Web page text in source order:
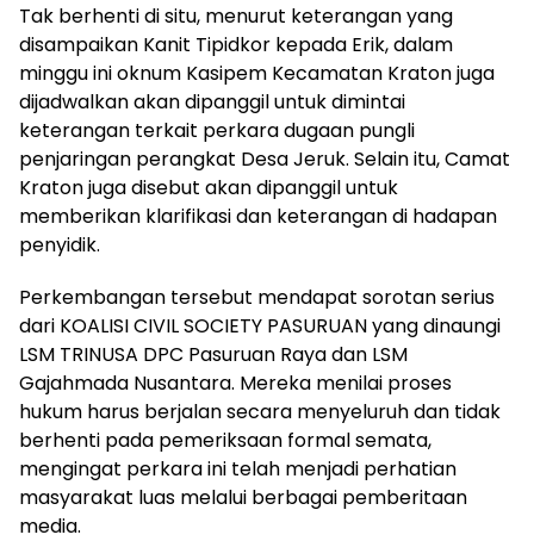
Tak berhenti di situ, menurut keterangan yang
disampaikan Kanit Tipidkor kepada Erik, dalam
minggu ini oknum Kasipem Kecamatan Kraton juga
dijadwalkan akan dipanggil untuk dimintai
keterangan terkait perkara dugaan pungli
penjaringan perangkat Desa Jeruk. Selain itu, Camat
Kraton juga disebut akan dipanggil untuk
memberikan klarifikasi dan keterangan di hadapan
penyidik.
Perkembangan tersebut mendapat sorotan serius
dari KOALISI CIVIL SOCIETY PASURUAN yang dinaungi
LSM TRINUSA DPC Pasuruan Raya dan LSM
Gajahmada Nusantara. Mereka menilai proses
hukum harus berjalan secara menyeluruh dan tidak
berhenti pada pemeriksaan formal semata,
mengingat perkara ini telah menjadi perhatian
masyarakat luas melalui berbagai pemberitaan
media.